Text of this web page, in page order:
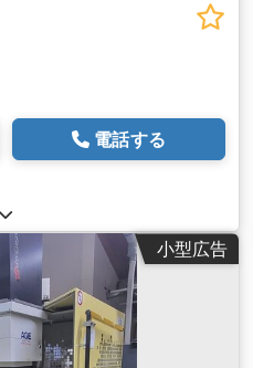
電話する
小型広告